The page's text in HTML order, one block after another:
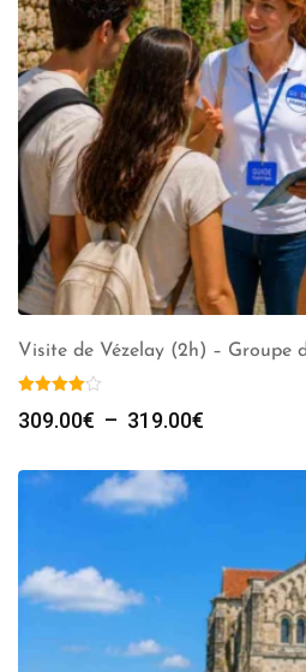
Visite de Vézelay (2h) – Groupe
309.00€ – 319.00€
prix :